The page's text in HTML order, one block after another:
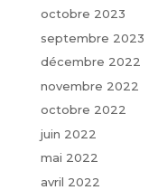
octobre 2023
septembre 2023
décembre 2022
novembre 2022
octobre 2022
juin 2022
mai 2022
avril 2022